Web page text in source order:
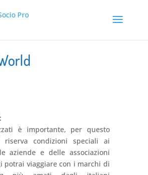
è importante, per questo
riserva condizioni speciali ai
aziende e delle associazioni
potrai viaggiare con i marchi di